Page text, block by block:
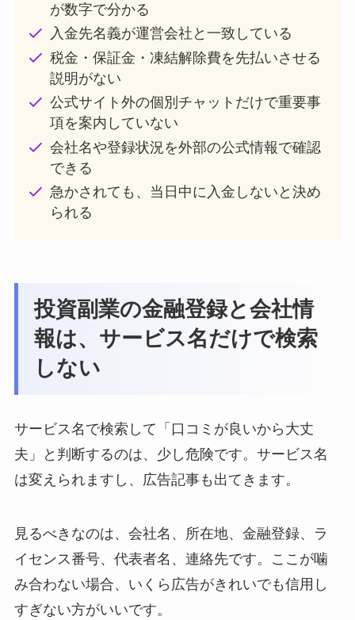
が数字で分かる
入金先名義が運営会社と一致している
税金・保証金・凍結解除費を先払いさせる
説明がない
公式サイト外の個別チャットだけで重要事
項を案内していない
会社名や登録状況を外部の公式情報で確認
できる
急かされても、当日中に入金しないと決め
られる
投資副業の金融登録と会社情
報は、サービス名だけで検索
しない
サービス名で検索して「口コミが良いから大丈
夫」と判断するのは、少し危険です。サービス名
は変えられますし、広告記事も出てきます。
見るべきなのは、会社名、所在地、金融登録、ラ
イセンス番号、代表者名、連絡先です。ここが噛
み合わない場合、いくら広告がきれいでも信用し
すぎない方がいいです。